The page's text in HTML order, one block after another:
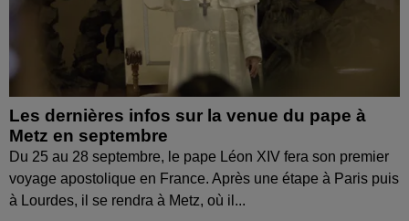
Les dernières infos sur la venue du pape à
Metz en septembre
Du 25 au 28 septembre, le pape Léon XIV fera son premier
voyage apostolique en France. Après une étape à Paris puis
à Lourdes, il se rendra à Metz, où il...